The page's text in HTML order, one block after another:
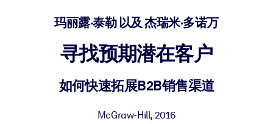
Build a healthier, more resilient workforce.
For LMS/LXP
玛丽露·泰勒 以及 杰瑞米·多诺万
寻找预期潜在客户
如何快速拓展B2B销售渠道
McGraw-Hill, 2016